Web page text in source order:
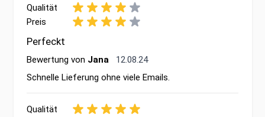
Qualität
Preis
Perfeckt
Bewertung von Jana 12. August 2024
12.08.24
Schnelle Lieferung ohne viele Emails.
Qualität